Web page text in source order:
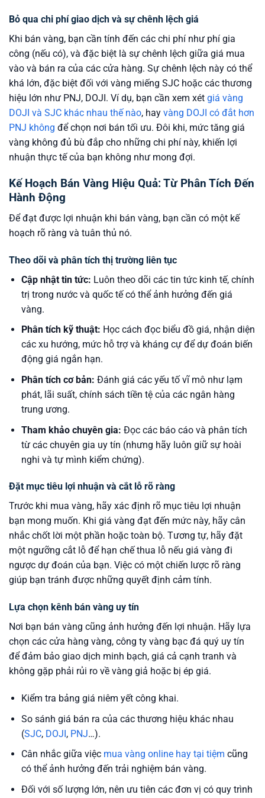
Bỏ qua chi phí giao dịch và sự chênh lệch giá
Khi bán vàng, bạn cần tính đến các chi phí như phí gia
công (nếu có), và đặc biệt là sự chênh lệch giữa giá mua
vào và bán ra của các cửa hàng. Sự chênh lệch này có thể
khá lớn, đặc biệt đối với vàng miếng SJC hoặc các thương
hiệu lớn như PNJ, DOJI. Ví dụ, bạn cần xem xét giá vàng
DOJI và SJC khác nhau thế nào, hay vàng DOJI có đắt hơn
PNJ không để chọn nơi bán tối ưu. Đôi khi, mức tăng giá
vàng không đủ bù đắp cho những chi phí này, khiến lợi
nhuận thực tế của bạn không như mong đợi.
Kế Hoạch Bán Vàng Hiệu Quả: Từ Phân Tích Đến
Hành Động
Để đạt được lợi nhuận khi bán vàng, bạn cần có một kế
hoạch rõ ràng và tuân thủ nó.
Theo dõi và phân tích thị trường liên tục
Cập nhật tin tức: Luôn theo dõi các tin tức kinh tế, chính
trị trong nước và quốc tế có thể ảnh hưởng đến giá
vàng.
Phân tích kỹ thuật: Học cách đọc biểu đồ giá, nhận diện
các xu hướng, mức hỗ trợ và kháng cự để dự đoán biến
động giá ngắn hạn.
Phân tích cơ bản: Đánh giá các yếu tố vĩ mô như lạm
phát, lãi suất, chính sách tiền tệ của các ngân hàng
trung ương.
Tham khảo chuyên gia: Đọc các báo cáo và phân tích
từ các chuyên gia uy tín (nhưng hãy luôn giữ sự hoài
nghi và tự mình kiểm chứng).
Đặt mục tiêu lợi nhuận và cắt lỗ rõ ràng
Trước khi mua vàng, hãy xác định rõ mục tiêu lợi nhuận
bạn mong muốn. Khi giá vàng đạt đến mức này, hãy cân
nhắc chốt lời một phần hoặc toàn bộ. Tương tự, hãy đặt
một ngưỡng cắt lỗ để hạn chế thua lỗ nếu giá vàng đi
ngược dự đoán của bạn. Việc có một chiến lược rõ ràng
giúp bạn tránh được những quyết định cảm tính.
Lựa chọn kênh bán vàng uy tín
Nơi bạn bán vàng cũng ảnh hưởng đến lợi nhuận. Hãy lựa
chọn các cửa hàng vàng, công ty vàng bạc đá quý uy tín
để đảm bảo giao dịch minh bạch, giá cả cạnh tranh và
không gặp phải rủi ro về vàng giả hoặc bị ép giá.
Kiểm tra bảng giá niêm yết công khai.
So sánh giá bán ra của các thương hiệu khác nhau
(SJC, DOJI, PNJ…).
Cân nhắc giữa việc mua vàng online hay tại tiệm cũng
có thể ảnh hưởng đến trải nghiệm bán vàng.
Đối với số lượng lớn, nên ưu tiên các đơn vị có quy trình